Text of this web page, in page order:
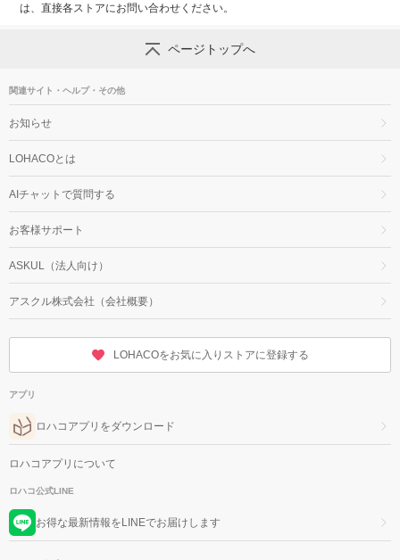
は、直接各ストアにお問い合わせください。
ページトップへ
関連サイト・ヘルプ・その他
お知らせ
LOHACOとは
AIチャットで質問する
お客様サポート
ASKUL（法人向け）
アスクル株式会社（会社概要）
LOHACOをお気に入りストアに登録する
アプリ
ロハコアプリをダウンロード
ロハコアプリについて
ロハコ公式LINE
お得な最新情報をLINEでお届けします